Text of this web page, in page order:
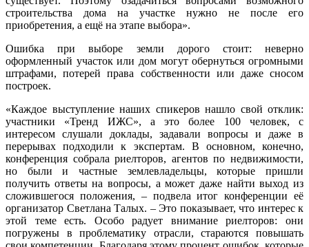
строительства дома на участке нужно не после его
приобретения, а ещё на этапе выбора».
Ошибка при выборе земли дорого стоит: неверно
оформленный участок или дом могут обернуться огромными
штрафами, потерей права собственности или даже сносом
построек.
«Каждое выступление наших спикеров нашло свой отклик:
участники «Тренд ИЖС», а это более 100 человек, с
интересом слушали доклады, задавали вопросы и даже в
перерывах подходили к экспертам. В основном, конечно,
конференция собрала риелторов, агентов по недвижимости,
но были и частные землевладельцы, которые пришли
получить ответы на вопросы, а может даже найти выход из
сложившегося положения, – подвела итог конференции её
организатор Светлана Талых. – Это показывает, что интерес к
этой теме есть. Особо радует внимание риелторов: они
погружены в проблематику отрасли, стараются повышать